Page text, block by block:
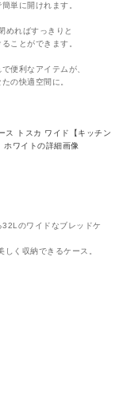
単に開けれます。
めればすっきりと
ことができます。
便利なアイテムが、
たの快適空間に。
のワイドなブレッドケ
く収納できるケース。